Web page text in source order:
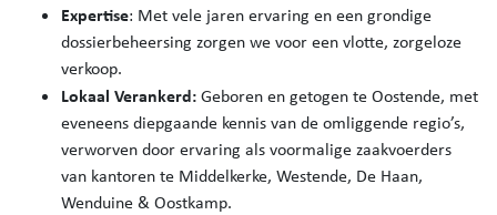
Expertise: Met vele jaren ervaring en een grondige
dossierbeheersing zorgen we voor een vlotte, zorgeloze
verkoop.
Lokaal Verankerd:Geboren en getogen te Oostende, met
eveneens diepgaande kennis van de omliggende regio’s,
verworven door ervaring als voormalige zaakvoerders
van kantoren te Middelkerke, Westende, De Haan,
Wenduine & Oostkamp.